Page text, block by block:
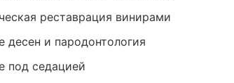
реставрация винирами
десен и пародонтология
под седацией